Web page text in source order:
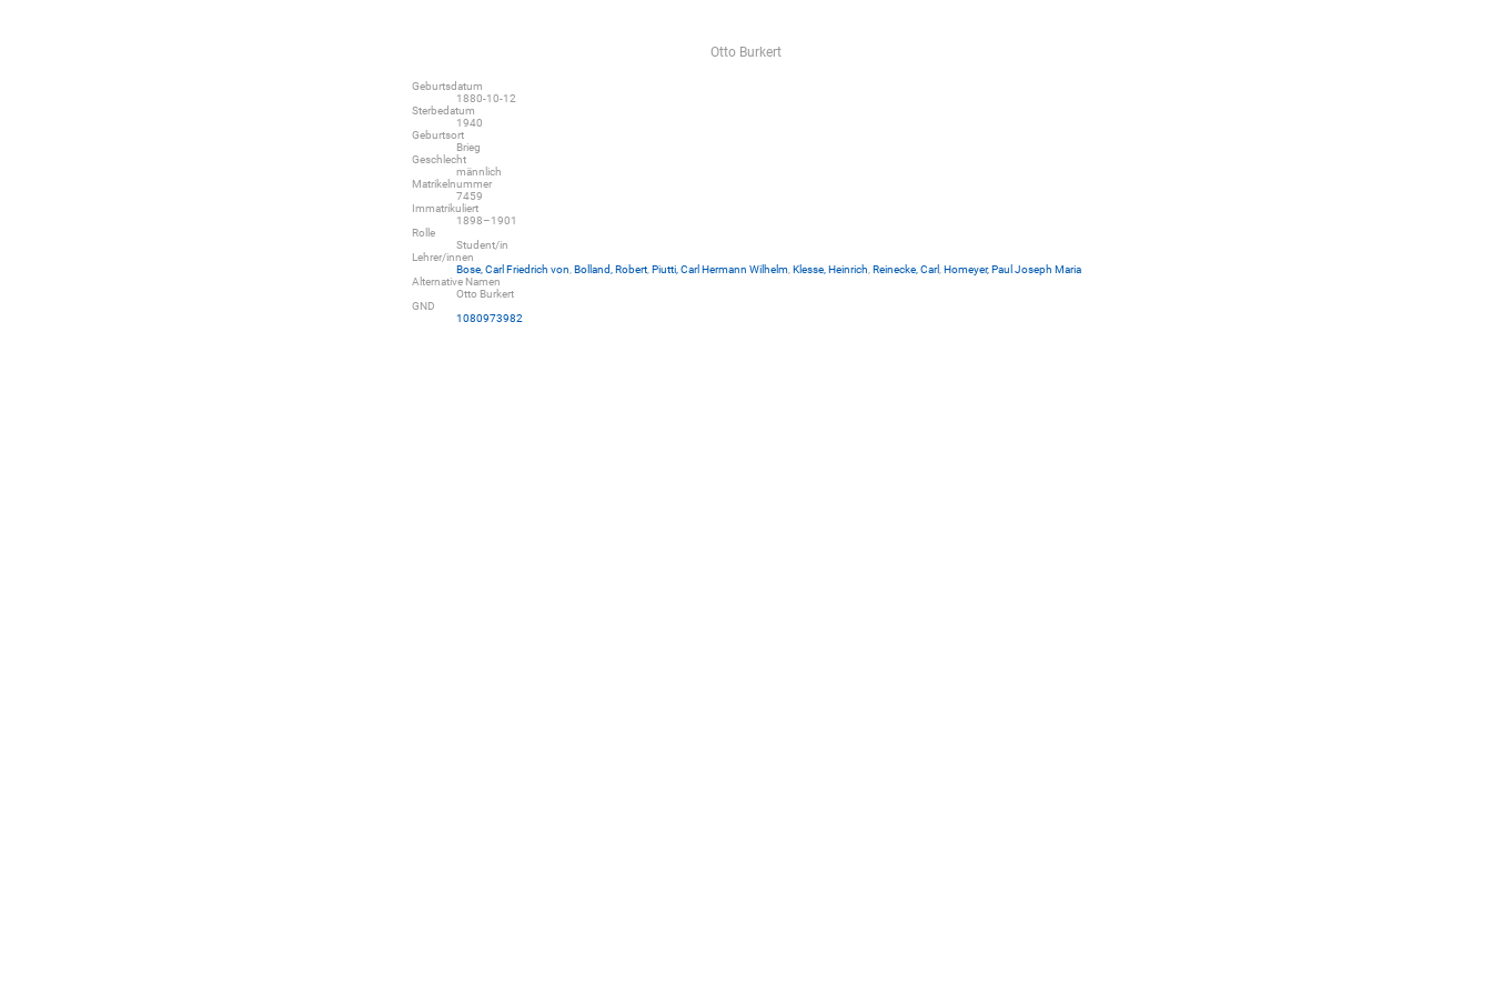
Otto Burkert
Geburtsdatum
1880-10-12
Sterbedatum
1940
Geburtsort
Brieg
Geschlecht
männlich
Matrikelnummer
7459
Immatrikuliert
1898–1901
Rolle
Student/in
Lehrer/innen
Bose, Carl Friedrich von Bolland, Robert, Piutti, Carl Hermann Wilhelm, Klesse, Heinrich Reinecke, Carl Homeyer, Paul Joseph Maria
Alternative Namen
Otto Burkert
GND
1080973982